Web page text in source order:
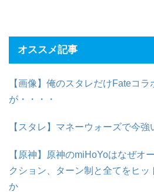
オススメ記事
【画像】俺のスタレだけFateコ
が・・・・
【スタレ】マネーウォーズで今強
【原神】原神のmiHoYoはなぜオ
クション、ターン制と全てをヒ
か